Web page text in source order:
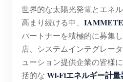
ニュース
ブログ
フォーラム
App Store
サイトを探す
PVランキング
世界的な太陽光発電とエネ
高まり続ける中、
パートナーを積極的に募集
店、システムインテグレー
ューション提供企業の皆様
括的な Wi-Fiエネルギー計量